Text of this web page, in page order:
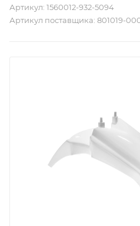
Артикул: 1560012-932-5094
Артикул поставщика: 801019-